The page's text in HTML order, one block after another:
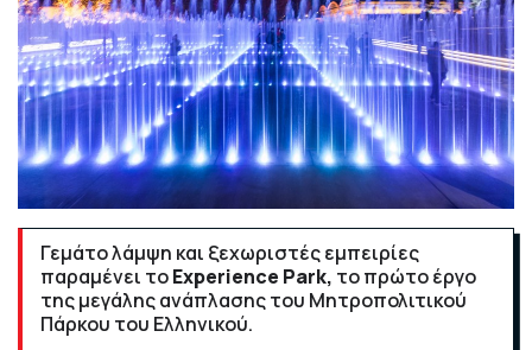
Γεμάτο λάμψη και ξεχωριστές εμπειρίες
παραμένει τοExperience Park, το πρώτο έργο
της μεγάλης ανάπλασης του Μητροπολιτικού
Πάρκου του Ελληνικού.